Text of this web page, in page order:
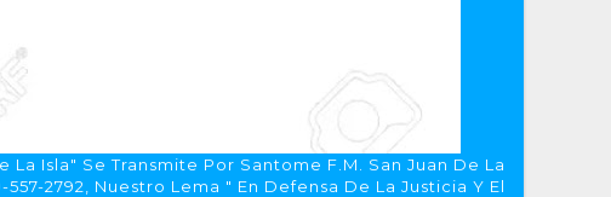
Isla" Se Transmite Por Santome F.M. San Juan De La
2792, Nuestro Lema " En Defensa De La Justicia Y El